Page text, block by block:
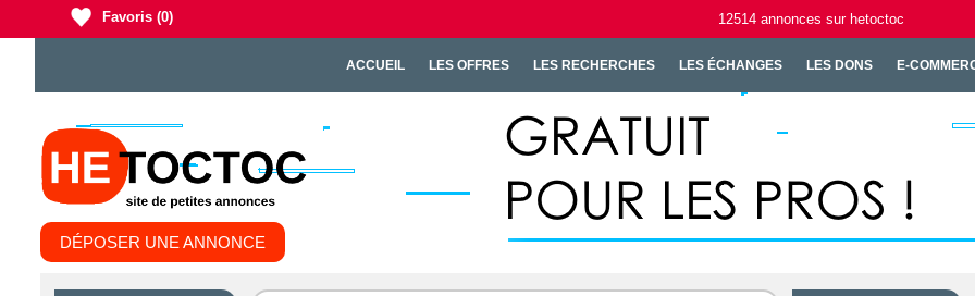
12514 annonces sur hetoctoc
Favoris (0)
ACCUEIL LES OFFRES LES RECHERCHES LES ÉCHANGES LES DONS E-
DÉPOSER UNE ANNONCE